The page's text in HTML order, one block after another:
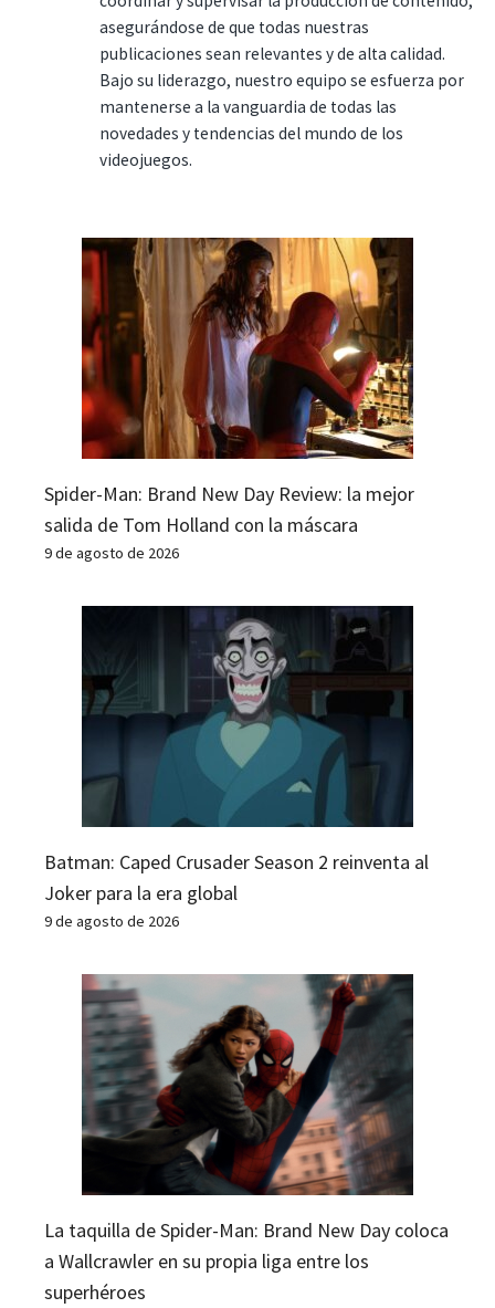
asegurándose de que todas nuestras
publicaciones sean relevantes y de alta calidad.
Bajo su liderazgo, nuestro equipo se esfuerza por
mantenerse a la vanguardia de todas las
novedades y tendencias del mundo de los
videojuegos.
Spider-Man: Brand New Day Review: la mejor
salida de Tom Holland con la máscara
9 de agosto de 2026
Batman: Caped Crusader Season 2 reinventa al
Joker para la era global
9 de agosto de 2026
La taquilla de Spider-Man: Brand New Day coloca
a Wallcrawler en su propia liga entre los
superhéroes